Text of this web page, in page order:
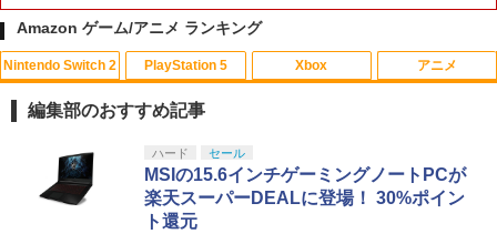
1
【中古】あつまれ!! メイドインワリオ
(ワリオのすごろく付)
1
【中古】ベイマックス MovieNEX[純正
ブルーレイ＋純正ケース]
Amazon ゲーム/アニメ ランキング
Nintendo Switch 2
スプラトゥーン レイダース|オンライン
コード版
￥5,832
PlayStation 5
PlayStation 5 デジタル・エディション
日本語専用 Console Language: Japan
ese only (CFI-2200B01)
￥55,000
Xbox
【純正品】Xbox ワイヤレス コントロー
ラー + USB-C® ケーブル
￥8,300
アニメ
劇場版「鬼滅の刃」無限城編 第一章 猗
窩座再来 通常版 [Blu-ray]
￥3,982
編集部のおすすめ記事
ハード セール
MSIの15.6インチゲーミングノートPCが
楽天スーパーDEALに登場！ 30%ポイン
ト還元